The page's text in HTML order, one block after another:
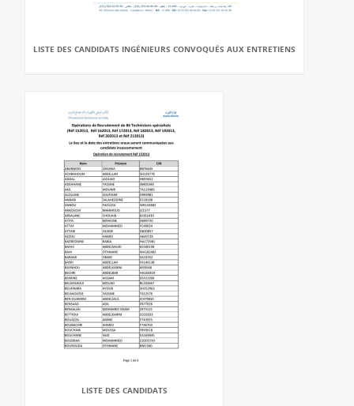
LISTE DES CANDIDATS INGÉNIEURS CONVOQUÉS AUX ENTRETIENS
LISTE DES CANDIDATS